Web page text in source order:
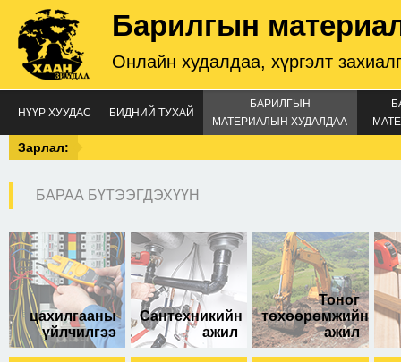
Барилгын
Онлайн худалдаа, хүргэлт
НҮҮР ХУУДАС БИДНИЙ ТУХАЙ
БАРИЛГЫН
МАТЕРИАЛЫН ХУДАЛДАА
Зарлал:
БАРАА БҮТЭЭГДЭХҮҮН
цахилгааны
үйлчилгээ
Сантехникийн
ажил
Тоног
төхөөрөмжийн
ажил
трос татлага машин